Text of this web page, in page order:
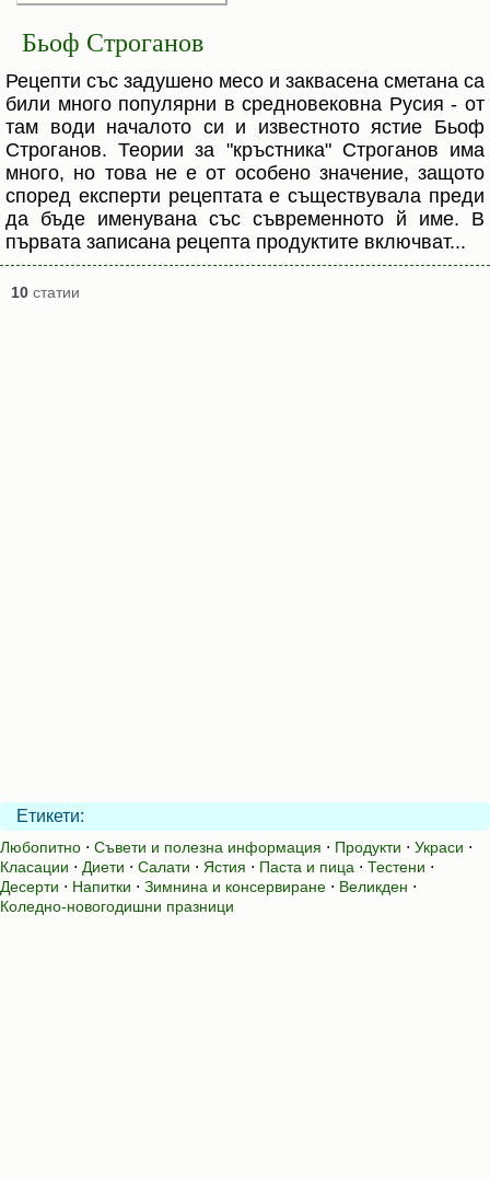
Бьоф Строганов
Рецепти със задушено месо и заквасена сметана са
били много популярни в средновековна Русия - от
там води началото си и известното ястие Бьоф
Строганов. Теории за "кръстника" Строганов има
много, но това не е от особено значение, защото
според експерти рецептата е съществувала преди
да бъде именувана със съвременното й име. В
първата записана рецепта продуктите включват...
10 статии
Етикети:
Любопитно ⋅ Съвети и полезна информация ⋅ Продукти ⋅ Украси ⋅
Класации ⋅ Диети ⋅ Салати ⋅ Ястия ⋅ Паста и пица ⋅ Тестени ⋅
Десерти ⋅ Напитки ⋅ Зимнина и консервиране ⋅ Великден ⋅
Коледно-новогодишни празници